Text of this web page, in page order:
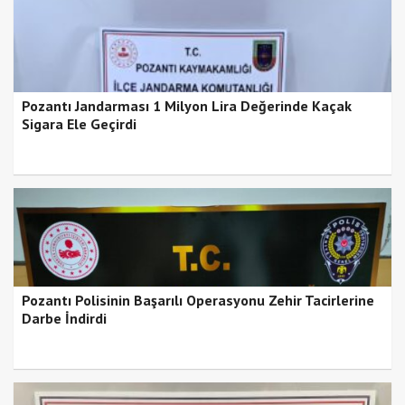
Pozantı Jandarması 1 Milyon Lira Değerinde Kaçak
Sigara Ele Geçirdi
Pozantı Polisinin Başarılı Operasyonu Zehir Tacirlerine
Darbe İndirdi